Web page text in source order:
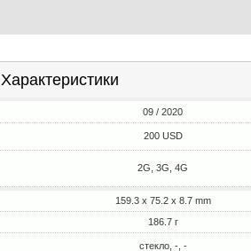
Характеристики
09 / 2020
200 USD
2G, 3G, 4G
159.3 x 75.2 x 8.7 mm
186.7 г
стекло, -, -